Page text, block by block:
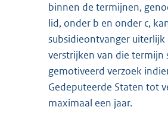
binnen de termijnen,
lid, onder b en onder c,
subsidieontvanger
verstrijken van die termijn
gemotiveerd verzoek
Gedeputeerde Staten tot
maximaal een jaar.